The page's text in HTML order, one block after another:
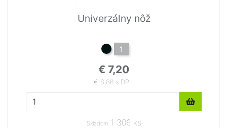
Univerzálny nôž
1
€ 7,20
€ 8,86 s DPH
Skladom1 306 ks